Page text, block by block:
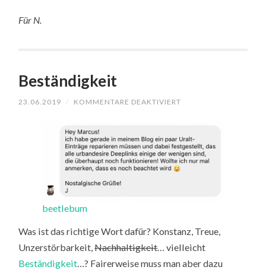
Für N.
Beständigkeit
23.06.2019 / KOMMENTARE DEAKTIVIERT
beetlebum
Was ist das richtige Wort dafür? Konstanz, Treue,
Unzerstörbarkeit,Nachhaltigkeit… vielleicht
Beständigkeit…? Fairerweise muss man aber dazu